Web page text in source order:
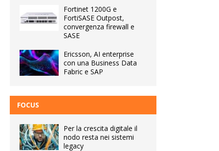
Fortinet 1200G e
FortiSASE Outpost,
convergenza firewall e
SASE
Ericsson, AI enterprise
con una Business Data
Fabric e SAP
FOCUS
Per la crescita digitale il
nodo resta nei sistemi
legacy